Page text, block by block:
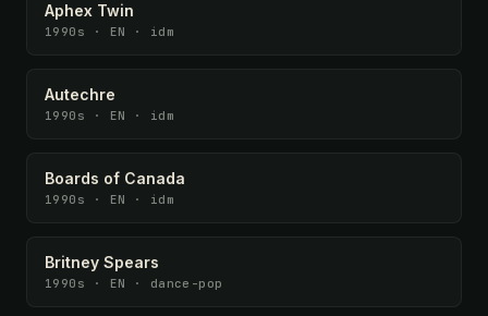
Aphex Twin
1990s · EN · idm
Autechre
1990s · EN · idm
Boards of Canada
1990s · EN · idm
Britney Spears
1990s · EN · dance-pop